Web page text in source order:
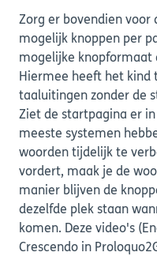
Zorg er bovendien voor
mogelijk knoppen per
mogelijke knopformaat
Hiermee heeft het kind
taaluitingen zonder de
Ziet de startpagina er
meeste systemen
woorden tijdelijk te
vordert, maak je de
manier blijven de
dezelfde plek staan
komen. Deze video's
Crescendo in